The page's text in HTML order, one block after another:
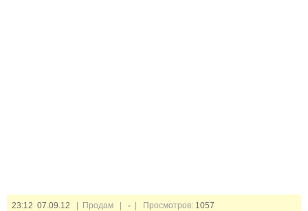
23:12 07.09.12 | Продам | - | Просмотров: 1057